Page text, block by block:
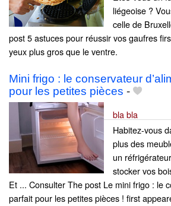
liégeoise ?
celle de
post 5 astuces pour réussir vos gaufres
yeux plus gros que le ventre.
Mini frigo : le conservateur
pour les petites pièces -
bla bla
Habitez-vous
plus des
un
stocker vos
Et ... Consulter The post Le mini frigo : le
parfait pour les petites pièces ! first